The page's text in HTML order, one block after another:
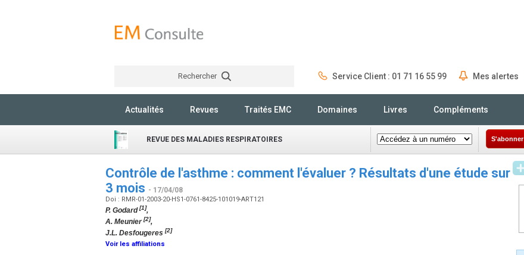
Rechercher Service Client : 01 71 16 55 99 Mes alertes
Actualités Revues Traités EMC Domaines Livres Compléments
REVUE DES MALADIES RESPIRATOIRES S'abonner
Contrôle de l'asthme : comment l'évaluer ? Résultats d'une étude sur
3 mois - 17/04/08
Doi : RMR-01-2003-20-HS1-0761-8425-101019-ART121
P. Godard[1],
A. Meunier[2],
J.L. Desfougeres [2]
Voir les affiliations